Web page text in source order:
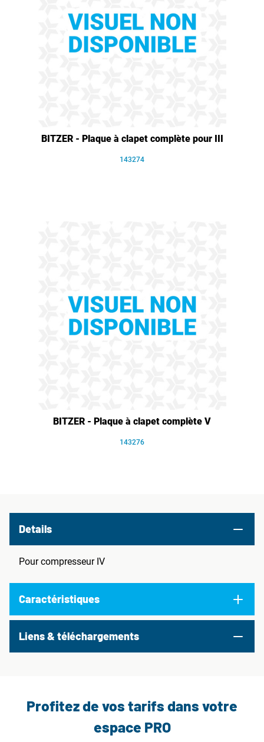
BITZER - Plaque à clapet complète pour III
143274
BITZER - Plaque à clapet complète V
143276
Details
Pour compresseur IV
Caractéristiques
Liens & téléchargements
Profitez de vos tarifs dans votre
espace PRO